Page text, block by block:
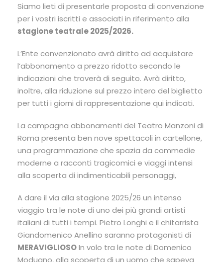
Siamo lieti di presentarle proposta di convenzione
per i vostri iscritti e associati in riferimento alla
stagione teatrale 2025/2026.
L’Ente convenzionato avrà diritto ad acquistare
l’abbonamento a prezzo ridotto secondo le
indicazioni che troverà di seguito. Avrà diritto,
inoltre, alla riduzione sul prezzo intero del biglietto
per tutti i giorni di rappresentazione qui indicati.
La campagna abbonamenti del Teatro Manzoni di
Roma presenta ben nove spettacoli in cartellone,
una programmazione che spazia da commedie
moderne a racconti tragicomici e viaggi intensi
alla scoperta di indimenticabili personaggi,
A dare il via alla stagione 2025/26 un intenso
viaggio tra le note di uno dei più grandi artisti
italiani di tutti i tempi. Pietro Longhi e il chitarrista
Giandomenico Anellino saranno protagonisti di
MERAVIGLIOSOIn volo tra le note di Domenico
Modugno, alla scoperta di un uomo che sapeva